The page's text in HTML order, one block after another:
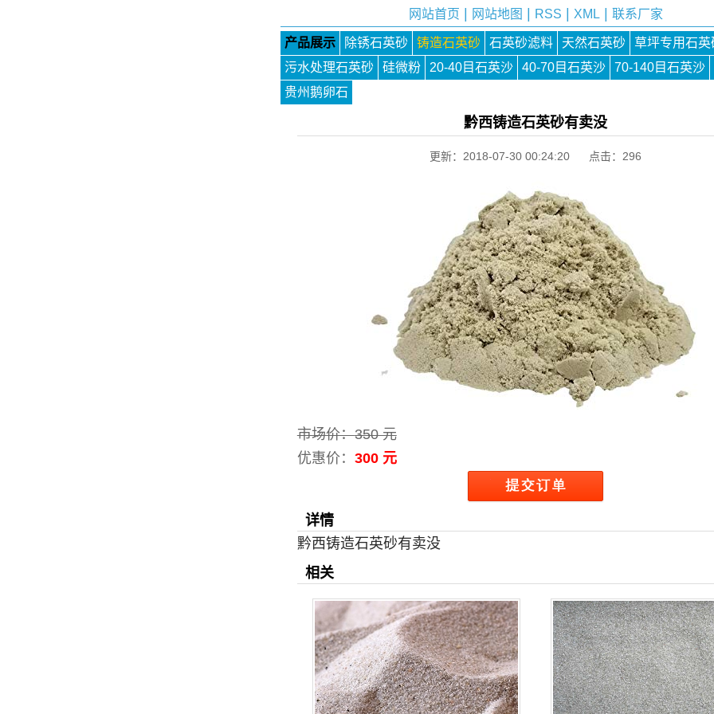
网站首页 网站地图 RSS XML| 联系厂家
产品展示 除锈石英砂 铸造石英砂 石英砂滤料 天然石英砂
草坪专用石英
污水处理石英砂
硅微粉 20-40目石英沙 40-70目石英沙 70-140目石英沙
贵州鹅卵石
黔西铸造石英砂有卖没
更新：2018-07-30 00:24:20 点击： 296
市场价：350 元
优惠价： 300 元
详情
黔西铸造石英砂有卖没
相关